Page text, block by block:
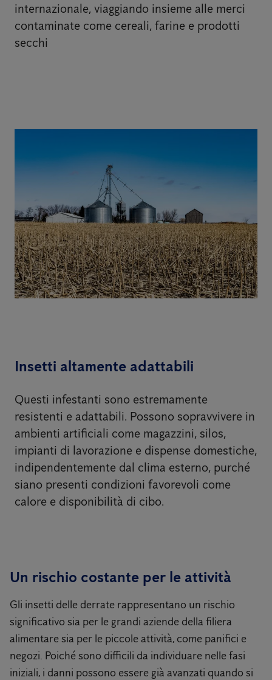
internazionale, viaggiando insieme alle merci
contaminate come cereali, farine e prodotti
secchi
Insetti altamente adattabili
Questi infestanti sono estremamente
resistenti e adattabili. Possono sopravvivere in
ambienti artificiali come magazzini, silos,
impianti di lavorazione e dispense domestiche,
indipendentemente dal clima esterno, purché
siano presenti condizioni favorevoli come
calore e disponibilità di cibo.
Un rischio costante per le attività
Gli insetti delle derrate rappresentano un rischio
significativo sia per le grandi aziende della filiera
alimentare sia per le piccole attività, come panifici e
negozi. Poiché sono difficili da individuare nelle fasi
iniziali, i danni possono essere già avanzati quando si